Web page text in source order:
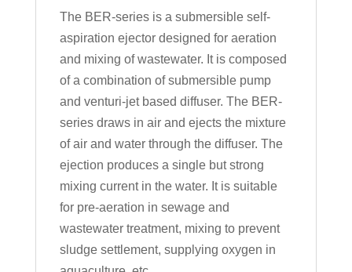
The BER-series is a submersible self-
aspiration ejector designed for aeration
and mixing of wastewater. It is composed
of a combination of submersible pump
and venturi-jet based diffuser. The BER-
series draws in air and ejects the mixture
of air and water through the diffuser. The
ejection produces a single but strong
mixing current in the water. It is suitable
for pre-aeration in sewage and
wastewater treatment, mixing to prevent
sludge settlement, supplying oxygen in